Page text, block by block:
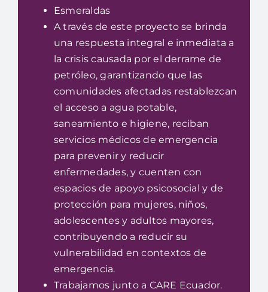
Esmeraldas
A través de este proyecto se brinda
una respuesta integral e inmediata a
la crisis causada por el derrame de
petróleo, garantizando que las
comunidades afectadas restablezcan
el acceso a agua potable,
saneamiento e higiene, reciban
servicios médicos de emergencia
para prevenir y reducir
enfermedades, y cuenten con
espacios de apoyo psicosocial y de
protección para mujeres, niños,
adolescentes y adultos mayores,
contribuyendo a reducir su
vulnerabilidad en contextos de
emergencia.
Trabajamos junto a CARE Ecuador.